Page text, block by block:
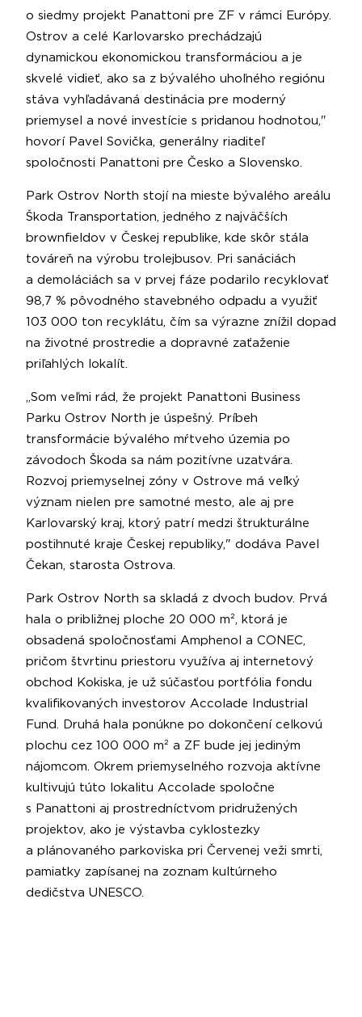
o siedmy projekt Panattoni pre ZF v rámci Európy.
Ostrov a celé Karlovarsko prechádzajú
dynamickou ekonomickou transformáciou a je
skvelé vidieť, ako sa z bývalého uhoľného regiónu
stáva vyhľadávaná destinácia pre moderný
priemysel a nové investície s pridanou hodnotou,"
hovorí Pavel Sovička, generálny riaditeľ
spoločnosti Panattoni pre Česko a Slovensko.
Park Ostrov North stojí na mieste bývalého areálu
Škoda Transportation, jedného z najväčších
brownfieldov v Českej republike, kde skôr stála
továreň na výrobu trolejbusov. Pri sanáciách
a demoláciách sa v prvej fáze podarilo recyklovať
98,7 % pôvodného stavebného odpadu a využiť
103 000 ton recyklátu, čím sa výrazne znížil dopad
na životné prostredie a dopravné zaťaženie
priľahlých lokalít.
„Som veľmi rád, že projekt Panattoni Business
Parku Ostrov North je úspešný. Príbeh
transformácie bývalého mŕtveho územia po
závodoch Škoda sa nám pozitívne uzatvára.
Rozvoj priemyselnej zóny v Ostrove má veľký
význam nielen pre samotné mesto, ale aj pre
Karlovarský kraj, ktorý patrí medzi štrukturálne
postihnuté kraje Českej republiky," dodáva Pavel
Čekan, starosta Ostrova.
Park Ostrov North sa skladá z dvoch budov. Prvá
hala o približnej ploche 20 000 m², ktorá je
obsadená spoločnosťami Amphenol a CONEC,
pričom štvrtinu priestoru využíva aj internetový
obchod Kokiska, je už súčasťou portfólia fondu
kvalifikovaných investorov Accolade Industrial
Fund. Druhá hala ponúkne po dokončení celkovú
plochu cez 100 000 m² a ZF bude jej jediným
nájomcom. Okrem priemyselného rozvoja aktívne
kultivujú túto lokalitu Accolade spoločne
s Panattoni aj prostredníctvom pridružených
projektov, ako je výstavba cyklostezky
a plánovaného parkoviska pri Červenej veži smrti,
pamiatky zapísanej na zoznam kultúrneho
dedičstva UNESCO.